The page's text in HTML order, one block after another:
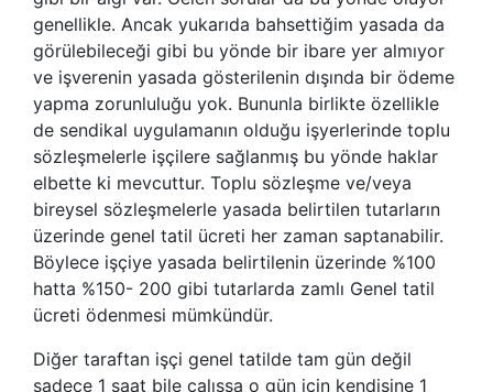
genellikle. Ancak yukarıda bahsettiğim yasada da
görülebileceği gibi bu yönde bir ibare yer almıyor
ve işverenin yasada gösterilenin dışında bir ödeme
yapma zorunluluğu yok. Bununla birlikte özellikle
de sendikal uygulamanın olduğu işyerlerinde toplu
sözleşmelerle işçilere sağlanmış bu yönde haklar
elbette ki mevcuttur. Toplu sözleşme ve/veya
bireysel sözleşmelerle yasada belirtilen tutarların
üzerinde genel tatil ücreti her zaman saptanabilir.
Böylece işçiye yasada belirtilenin üzerinde %100
hatta %150- 200 gibi tutarlarda zamlı Genel tatil
ücreti ödenmesi mümkündür.
Diğer taraftan işçi genel tatilde tam gün değil
sadece 1 saat bile çalışsa o gün için kendisine 1